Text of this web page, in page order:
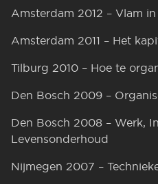
Amsterdam 2012 – Vlam
Amsterdam 2011 – Het
Tilburg 2010 – Hoe te
Den Bosch 2009 –
Den Bosch 2008 – Werk,
Levensonderhoud
Nijmegen 2007 –